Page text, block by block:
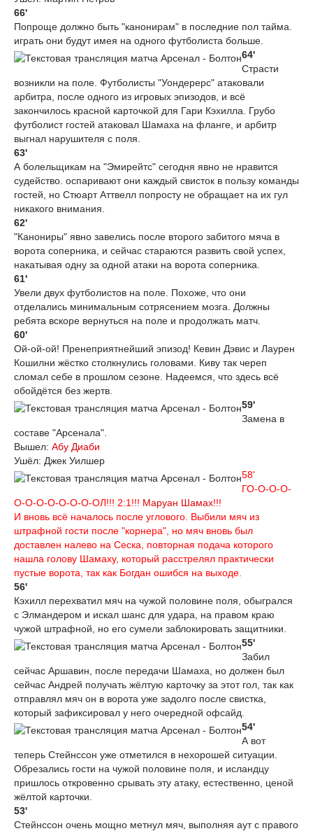
66'
Попроще должно быть "канонирам" в последние пол тайма.
играть они будут имея на одного футболиста больше.
64'
Страсти
возникли на поле. Футболисты "Уондерерс" атаковали
арбитра, после одного из игровых эпизодов, и всё
закончилось красной карточкой для Гари Кэхилла. Грубо
футболист гостей атаковал Шамаха на фланге, и арбитр
выгнал нарушителя с поля.
63'
А болельщикам на "Эмирейтс" сегодня явно не нравится
судейство. оспаривают они каждый свисток в пользу команды
гостей, но Стюарт Аттвелл попросту не обращает на их гул
никакого внимания.
62'
"Канониры" явно завелись после второго забитого мяча в
ворота соперника, и сейчас стараются развить свой успех,
накатывая одну за одной атаки на ворота соперника.
61'
Увели двух футболистов на поле. Похоже, что они
отделались минимальным сотрясением мозга. Должны
ребята вскоре вернуться на поле и продолжать матч.
60'
Ой-ой-ой! Пренеприятнейший эпизод! Кевин Дэвис и Лаурен
Кошилни жёстко столкнулись головами. Киву так череп
сломал себе в прошлом сезоне. Надеемся, что здесь всё
обойдётся без жертв.
59'
Замена в
составе "Арсенала".
Вышел: Абу Диаби
Ушёл: Джек Уилшер
58'
ГО-О-О-О-
O-O-O-O-O-O-O-ОЛ!!! 2:1!!! Маруан Шамах!!!
И вновь всё началось после углового. Выбили мяч из
штрафной гости после "корнера", но мяч вновь был
доставлен налево на Сеска, повторная подача которого
нашла голову Шамаху, который расстрелял практически
пустые ворота, так как Богдан ошибся на выходе.
56'
Кэхилл перехватил мяч на чужой половине поля, обыгрался
с Элмандером и искал шанс для удара, на правом краю
чужой штрафной, но его сумели заблокировать защитники.
55'
Забил
сейчас Аршавин, после передачи Шамаха, но должен был
сейчас Андрей получать жёлтую карточку за этот гол, так как
отправлял мяч он в ворота уже задолго после свистка,
который зафиксировал у него очередной офсайд.
54'
А вот
теперь Стейнссон уже отметился в нехорошей ситуации.
Обрезались гости на чужой половине поля, и исландцу
пришлось откровенно срывать эту атаку, естественно, ценой
жёлтой карточки.
53'
Стейнссон очень мощно метнул мяч, выполняя аут с правого